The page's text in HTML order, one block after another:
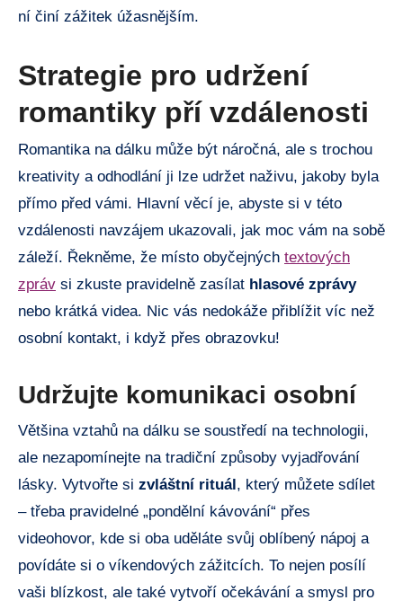
ní činí zážitek úžasnějším.
Strategie pro udržení
romantiky pří vzdálenosti
Romantika na dálku může být náročná, ale s trochou
kreativity a odhodlání ji lze udržet naživu, jakoby byla
přímo před vámi. Hlavní věcí je, abyste si v této
vzdálenosti navzájem ukazovali, jak moc vám na sobě
záleží. Řekněme, že místo obyčejných textových
zpráv si zkuste pravidelně zasílat hlasové zprávy
nebo krátká videa. Nic vás nedokáže přiblížit víc než
osobní kontakt, i když přes obrazovku!
Udržujte komunikaci osobní
Většina vztahů na dálku se soustředí na technologii,
ale nezapomínejte na tradiční způsoby vyjadřování
lásky. Vytvořte si zvláštní rituál, který můžete sdílet
– třeba pravidelné „pondělní kávování“ přes
videohovor, kde si oba uděláte svůj oblíbený nápoj a
povídáte si o víkendových zážitcích. To nejen posílí
vaši blízkost, ale také vytvoří očekávání a smysl pro